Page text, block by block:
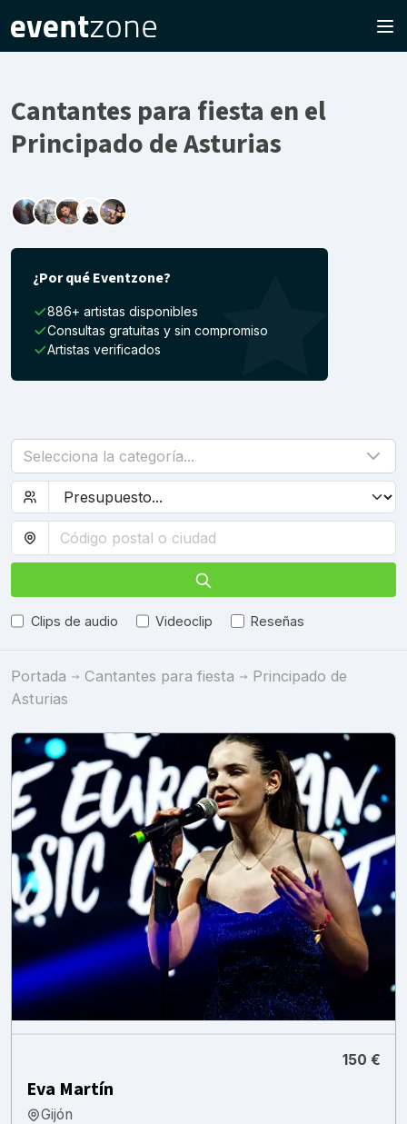
Cantantes para fiesta en el
Principado de Asturias
¿Por qué Eventzone?
886+ artistas disponibles
Consultas gratuitas y sin compromiso
Artistas verificados
Selecciona la categoría...
Clips de audio Videoclip Reseñas
Portada Cantantes para fiesta
Principado de
Asturias
150 €
Eva Martín
Gijón